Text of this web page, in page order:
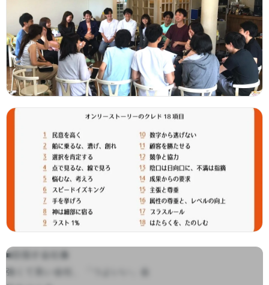
■目指す会社像
強くて良い会社、「つよいい」会